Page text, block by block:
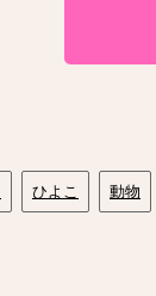
ひよこ 動物